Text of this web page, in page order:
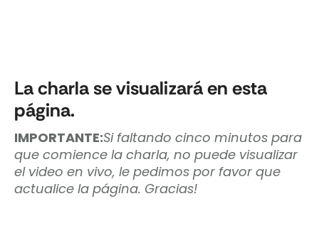
La charla se visualizará en esta
página.
IMPORTANTE:Si faltando cinco minutos para
que comience la charla, no puede visualizar
el video en vivo, le pedimos por favor que
actualice la página. Gracias!